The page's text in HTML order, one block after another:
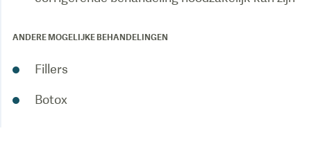
ANDERE MOGELIJKE BEHANDELINGEN
Fillers
Botox